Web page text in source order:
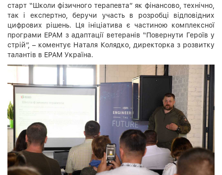
старт “Школи фізичного терапевта” як фінансово, технічно,
так і експертно, беручи участь в розробці відповідних
цифрових рішень. Ця ініціатива є частиною комплексної
програми EPAM з адаптації ветеранів “Повернути Героїв у
стрій”, – коментує Наталя Колядко, директорка з розвитку
талантів в EPAM Україна.